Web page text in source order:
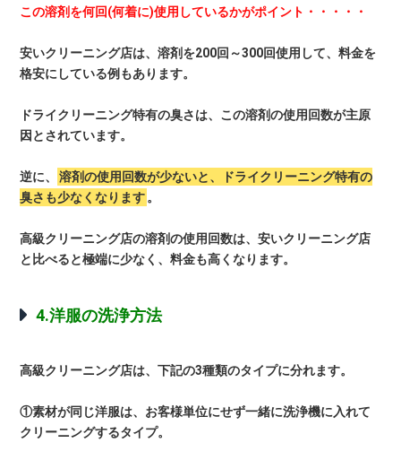
この溶剤を何回(何着に)使用しているかがポイント・・・・・
安いクリーニング店は、溶剤を200回～300回使用して、料金を
格安にしている例もあります。
ドライクリーニング特有の臭さは、この溶剤の使用回数が主原
因とされています。
逆に、
溶剤の使用回数が少ないと、ドライクリーニング特有の
臭さも少なくなります。
高級クリーニング店の溶剤の使用回数は、安いクリーニング店
と比べると極端に少なく、料金も高くなります。
4.洋服の洗浄方法
高級クリーニング店は、下記の3種類のタイプに分れます。
①素材が同じ洋服は、お客様単位にせず一緒に洗浄機に入れて
クリーニングするタイプ。